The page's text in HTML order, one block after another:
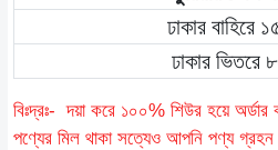
ঢাকার বাহিরে
ঢাকার ভিতরে
বিঃদ্রঃ- দয়া করে ১০০% শিউর হয়ে অর্ডার
পণ্যের মিল থাকা সত্যেও আপনি পণ্য গ্রহন